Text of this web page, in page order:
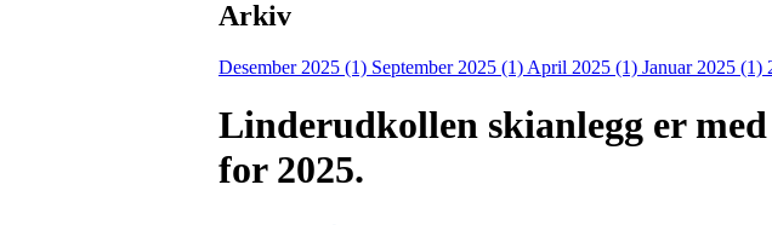
Arkiv
Desember 2025 (1) September 2025 (1) April 2025 (1) Januar 2025 (1)
Linderudkollen skianlegg er
for 2025.